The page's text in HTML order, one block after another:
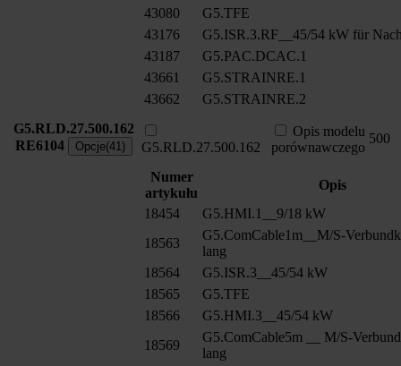
43080
G5.TFE
43176
G5.ISR.3.RF__45/54 kW für
43187
G5.PAC.DCAC.1
43661
G5.STRAINRE.1
43662
G5.STRAINRE.2
G5.RLD.27.500.162
RE6104
Opcje(41) G5.RLD.27.500.162
Opis modelu
porównawczego
500
Numer
artykułu
Opis
18454
G5.HMI.1__9/18 kW
18563
G5.ComCable1m__M/S-
lang
18564
G5.ISR.3__45/54 kW
18565
G5.TFE
18566
G5.HMI.3__45/54 kW
18569
G5.ComCable5m __ M/S-
lang